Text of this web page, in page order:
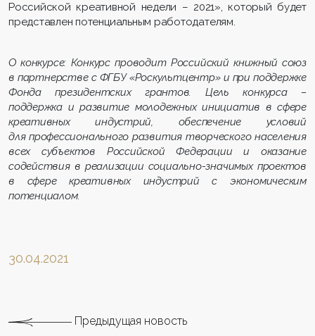
Российской креативной недели – 2021», который будет
представлен потенциальным работодателям.
О конкурсе: Конкурс проводит Российский книжный союз
в партнерстве с ФГБУ «Роскультцентр» и при поддержке
Фонда президентских грантов. Цель конкурса –
поддержка и развитие молодежных инициатив в сфере
креативных индустрий, обеспечение условий
для профессионального развития творческого населения
всех субъектов Российской Федерации и оказание
содействия в реализации социально-значимых проектов
в сфере креативных индустрий с экономическим
потенциалом.
30.04.2021
Предыдущая новость